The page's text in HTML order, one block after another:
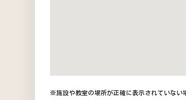
※施設や教室の場所が正確に表示されていない